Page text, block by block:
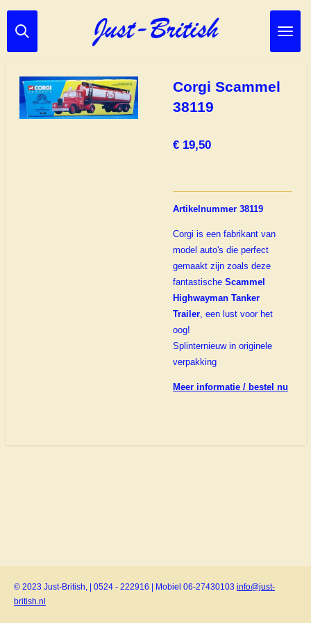
Ga
direct
hoofdinhoud
Corgi Scammel
38119
€ 19,50
Artikelnummer 38119
Corgi is een fabrikant van
model auto's die perfect
gemaakt zijn zoals deze
fantastische Scammel
Highwayman Tanker
Trailer, een lust voor het
oog!
Splinternieuw in originele
verpakking
Meer informatie / bestel nu
© 2023 Just-British, | 0524 - 222916 | Mobiel 06-27430103 info@just-
british.nl